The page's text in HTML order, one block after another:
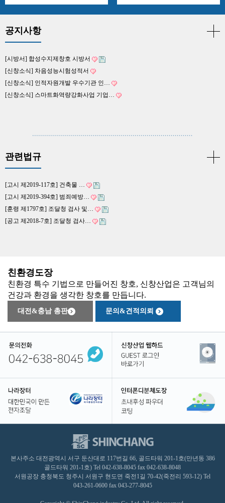
공지사항
[시방서] 합성수지제창호 시방서
[신창소식] 차음성능시험성적서
[신창소식] 인적자원개발 우수기관 인…
[신창소식] 스마트화역량강화사업 기업…
관련법규
[고시 제2019-117호] 건축물 …
[고시 제2019-394호] 범죄예방…
[훈령 제1797호] 조달청 검사 및…
[공고 제2018-7호] 조달청 검사…
친환경도장
친환경 특수 기법으로 만들어진 창호, 신창산업은 고객님의
건강과 환경을 생각한 창호를 만듭니다.
대전&충남 총판 문의&견적의뢰
본사주소 대전광역시 서구 둔산대로 117번길 66, 골드타워 201-1호(만년동 386
골드타워 201-1호) Tel 042-638-8045 fax 042-638-8048
서원공장 충청북도 청주시 서원구 현도면 죽전1길 70-42(죽전리 593-12) Tel
043-261-0600 fax 043-277-8045